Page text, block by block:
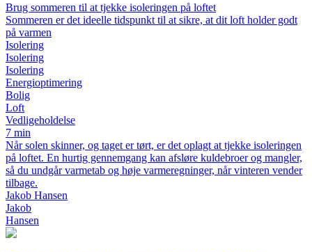
Brug sommeren til at tjekke isoleringen på loftet
Sommeren er det ideelle tidspunkt til at sikre, at dit loft holder godt
på varmen
Isolering
Isolering
Isolering
Energioptimering
Bolig
Loft
Vedligeholdelse
7 min
Når solen skinner, og taget er tørt, er det oplagt at tjekke isoleringen
på loftet. En hurtig gennemgang kan afsløre kuldebroer og mangler,
så du undgår varmetab og høje varmeregninger, når vinteren vender
tilbage.
Jakob Hansen
Jakob
Hansen